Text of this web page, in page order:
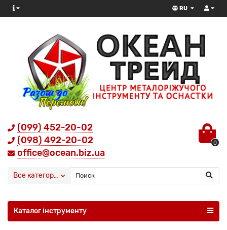
RU
(099) 452-20-02
(098) 492-20-02
office@ocean.biz.ua
0
Все категории
Каталог інструменту